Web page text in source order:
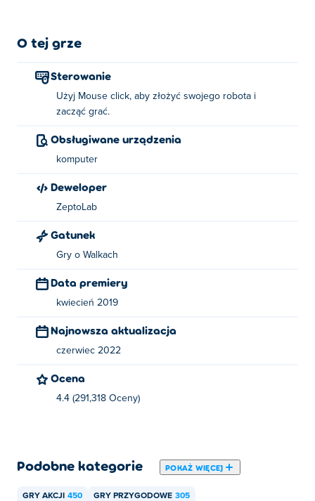
O tej grze
Sterowanie
Użyj Mouse click, aby złożyć swojego robota i
zacząć grać.
Obsługiwane urządzenia
komputer
Deweloper
ZeptoLab
Gatunek
Gry o Walkach
Data premiery
kwiecień 2019
Najnowsza aktualizacja
czerwiec 2022
Ocena
4.4 (291,318 Oceny)
Podobne kategorie POKAŻ WIĘCEJ
GRY AKCJI 450 GRY PRZYGODOWE 305